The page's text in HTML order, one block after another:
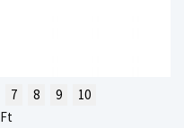
7 8 9 10
Ft